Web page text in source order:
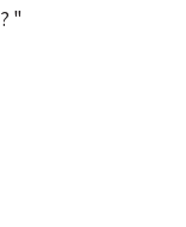
? "